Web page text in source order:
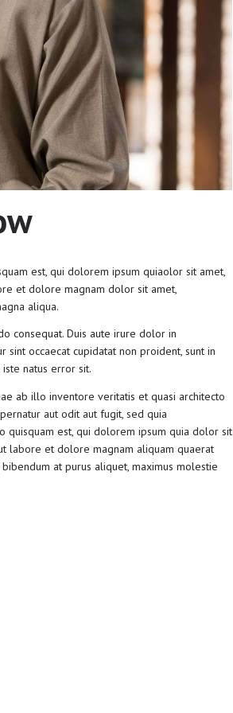
est, qui dolorem ipsum quiaolor sit amet,
et dolore magnam dolor sit amet,
aliqua.
consequat. Duis aute irure dolor in
occaecat cupidatat non proident, sunt in
natus error sit.
ab illo inventore veritatis et quasi architecto
aut odit aut fugit, sed quia
quisquam est, qui dolorem ipsum quia dolor sit
labore et dolore magnam aliquam quaerat
at purus aliquet, maximus molestie